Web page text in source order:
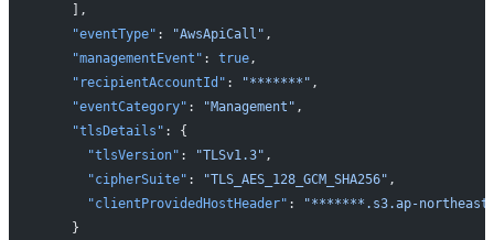
    ],
    "eventType"
: "AwsApiCall" ,
    "managementEvent"
: true,
    "recipientAccountId"
: "*******" ,
    "eventCategory"
: "Management" ,
    "tlsDetails"
: {
      "tlsVersion"
: "TLSv1.3" ,
      "cipherSuite"
: "TLS_AES_128_GCM_SHA256" ,
      "clientProvidedHostHeader"
:
"*******.s3.ap-northeast-
    }